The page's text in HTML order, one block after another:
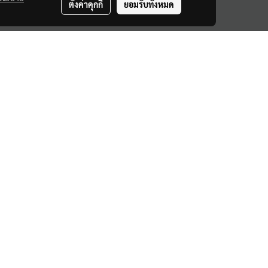
ตั้งค่าคุกกี้ ยอมรับทั้งหมด